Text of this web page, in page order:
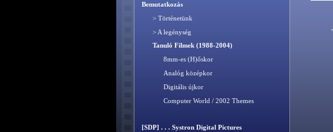
Bemutatkozás
> Történetünk
> A legénység
Tanuló Filmek (1988-2004)
8mm-es (H)őskor
Analóg középkor
Digitális újkor
Computer World / 2002 Themes
[SDP] . . . Systron Digital Pictures